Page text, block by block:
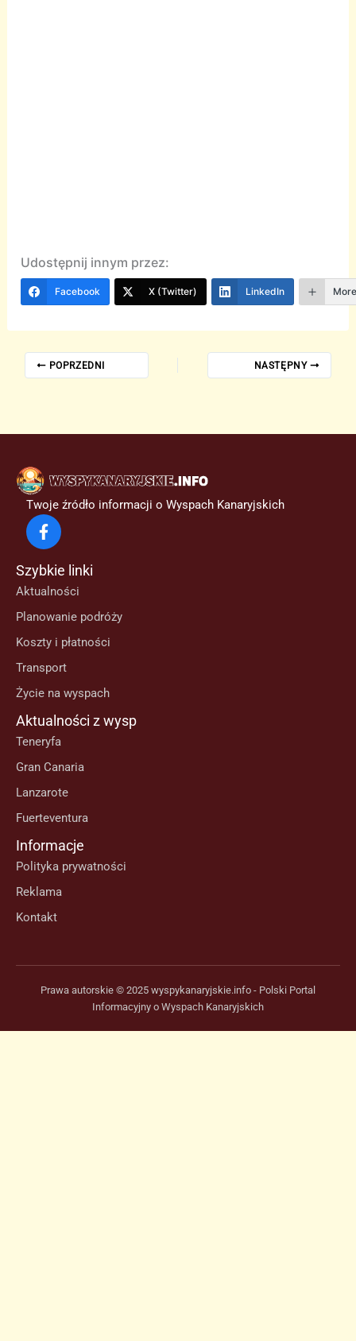
Udostępnij innym przez:
Facebook X (Twitter) LinkedIn
POPRZEDNI NASTĘPNY
Twoje źródło informacji o Wyspach Kanaryjskich
Szybkie linki
Aktualności
Planowanie podróży
Koszty i płatności
Transport
Życie na wyspach
Aktualności z wysp
Teneryfa
Gran Canaria
Lanzarote
Fuerteventura
Informacje
Polityka prywatności
Reklama
Kontakt
Prawa autorskie © 2025 wyspykanaryjskie.info - Polski Portal
Informacyjny o Wyspach Kanaryjskich